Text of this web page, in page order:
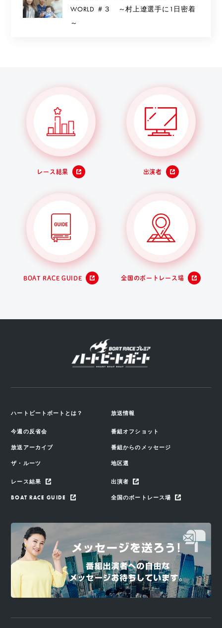
WORLD ＃３ ～村上遼選手に1日密着
～
レース結果 出演者
BOAT RACE GUIDE 全国のボートレース場
ハートビートボートとは？ 放送情報
今週の反省会 番組オフショット
放送アーカイブ 番組からのメッセージ
ザ・ルーツ 地区選
レース結果 出演者
BOAT RACE GUIDE 全国のボートレース場